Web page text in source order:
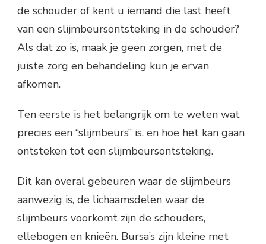
de schouder of kent u iemand die last heeft
van een slijmbeursontsteking in de schouder?
Als dat zo is, maak je geen zorgen, met de
juiste zorg en behandeling kun je ervan
afkomen.
Ten eerste is het belangrijk om te weten wat
precies een “slijmbeurs” is, en hoe het kan gaan
ontsteken tot een slijmbeursontsteking.
Dit kan overal gebeuren waar de slijmbeurs
aanwezig is, de lichaamsdelen waar de
slijmbeurs voorkomt zijn de schouders,
ellebogen en knieën. Bursa’s zijn kleine met